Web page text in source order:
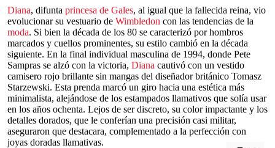
Diana, difunta princesa de Gales, al igual que la fallecida reina, vio
evolucionar su vestuario de Wimbledon con las tendencias de la
moda. Si bien la década de los 80 se caracterizó por hombros
marcados y cuellos prominentes, su estilo cambió en la década
siguiente. En la final individual masculina de 1994, donde Pete
Sampras se alzó con la victoria, Diana cautivó con un vestido
camisero rojo brillante sin mangas del diseñador británico Tomasz
Starzewski. Esta prenda marcó un giro hacia una estética más
minimalista, alejándose de los estampados llamativos que solía usar
en los años ochenta. Lejos de ser discreto, su color impactante y los
detalles dorados, que le conferían una precisión casi militar,
aseguraron que destacara, complementado a la perfección con
joyas doradas llamativas.